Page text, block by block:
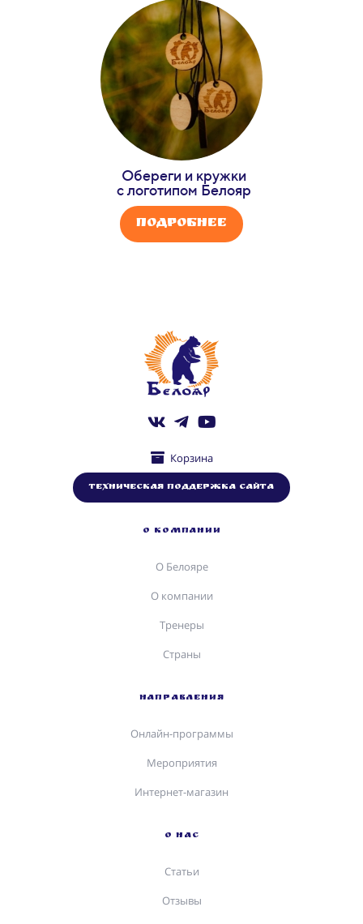
Обереги и кружки
с логотипом Белояр
Подробнее
Корзина
Техническая поддержка сайта
О КОМПАНИИ
О Белояре
О компании
Тренеры
Страны
НАПРАВЛЕНИЯ
Онлайн-программы
Мероприятия
Интернет-магазин
О НАС
Статьи
Отзывы